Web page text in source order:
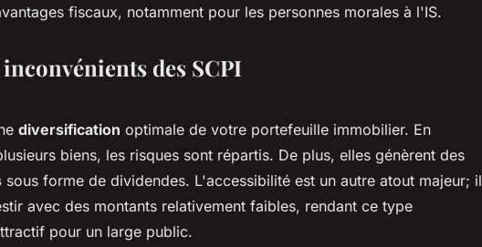
fiscaux, notamment pour les personnes morales à l'IS.
des SCPI
diversification optimale de votre portefeuille immobilier. En
biens, les risques sont répartis. De plus, elles génèrent des
sous forme de dividendes. L'accessibilité est un autre atout majeur; il
avec des montants relativement faibles, rendant ce type
pour un large public.